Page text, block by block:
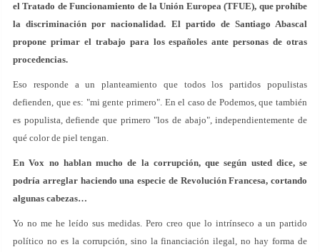
el Tratado de Funcionamiento de la Unión Europea (TFUE), que prohíbe
la discriminación por nacionalidad. El partido de Santiago Abascal
propone primar el trabajo para los españoles ante personas de otras
procedencias.
Eso responde a un planteamiento que todos los partidos populistas
defienden, que es: "mi gente primero". En el caso de Podemos, que también
es populista, defiende que primero "los de abajo", independientemente de
qué color de piel tengan.
En Vox no hablan mucho de la corrupción, que según usted dice, se
podría arreglar haciendo una especie de Revolución Francesa, cortando
algunas cabezas…
Yo no me he leído sus medidas. Pero creo que lo intrínseco a un partido
político no es la corrupción, sino la financiación ilegal, no hay forma de